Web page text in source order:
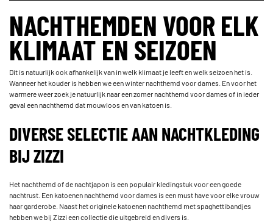
NACHTHEMDEN VOOR ELK
KLIMAAT EN SEIZOEN
Dit is natuurlijk ook afhankelijk van in welk klimaat je leeft en welk seizoen het is.
Wanneer het kouder is hebben we een winter nachthemd voor dames. En voor het
warmere weer zoek je natuurlijk naar een zomer nachthemd voor dames of in ieder
geval een nachthemd dat mouwloos en van katoen is.
DIVERSE SELECTIE AAN NACHTKLEDING
BIJ ZIZZI
Het nachthemd of de nachtjapon is een populair kledingstuk voor een goede
nachtrust. Een katoenen nachthemd voor dames is een must have voor elke vrouw
haar garderobe. Naast het originele katoenen nachthemd met spaghettibandjes
hebben we bij Zizzi een collectie die uitgebreid en divers is.